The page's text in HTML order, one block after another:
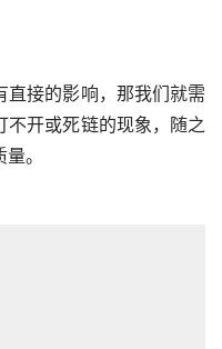
不开或死链的现象，随之
。